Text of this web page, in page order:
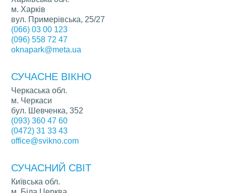
м. Харків
вул. Примерівська, 25/27
(066) 03 00 123
(096) 558 72 47
oknapark@meta.ua
СУЧАСНЕ ВІКНО
Черкаська обл.
м. Черкаси
бул. Шевченка, 352
(093) 360 47 60
(0472) 31 33 43
office@svikno.com
СУЧАСНИЙ СВІТ
Київська обл.